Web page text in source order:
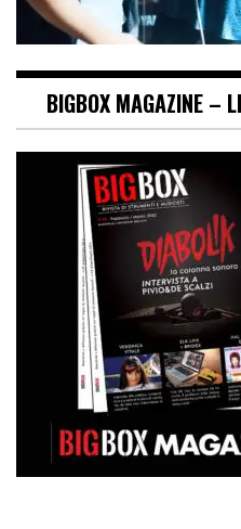
BIGBOX MAGAZINE –